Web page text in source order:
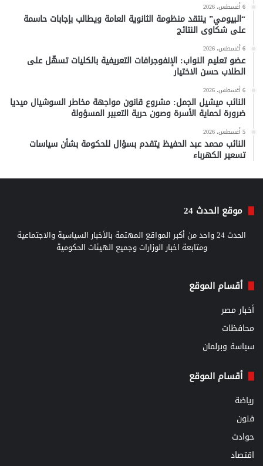
6 أغسطس، 2026
“البيومي” ينتقد منظومة الثانوية العامة ويطالب بإجابات حاسمة
على شكاوى النتائج
6 أغسطس، 2026
عضو تعليم النواب: الإنفوجرافات التعريفية بالكليات تسهّل على
الطلاب حسن الاختيار
6 أغسطس، 2026
النائب ميشيل الجمل: مشروع قانون مواجهة مخاطر السوشيال ميديا
ضرورة لحماية الأسرة وصون حرية التعبير المسؤولة
5 أغسطس، 2026
النائب محمد عبد الحفيظ يتقدم بسؤال للحكومة بشأن سياسات
تسعير الكهرباء
موقع الحدث 24
الحدث 24 واحد من أكبر المواقع المهتمة بالأخبار السياسية والاجتماعية
ومتابعة اخبار الوزارات وجميع الهيئات الحكومية
أقسام الموقع
أخبار مصر
محافظات
سياسة وبرلمان
أقسام الموقع
رياضة
فنون
حوادث
اقتصاد